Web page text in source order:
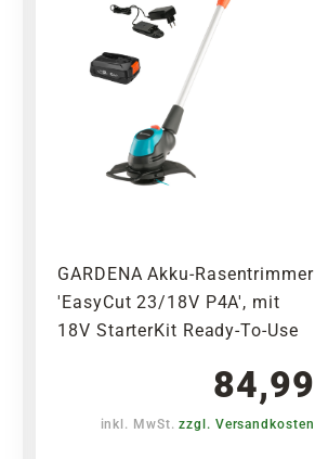
GARDENA Akku-Rasentrimmer
'EasyCut 23/18V P4A', mit
18V StarterKit Ready-To-Use
84,99
inkl. MwSt.zzgl. Versandkosten